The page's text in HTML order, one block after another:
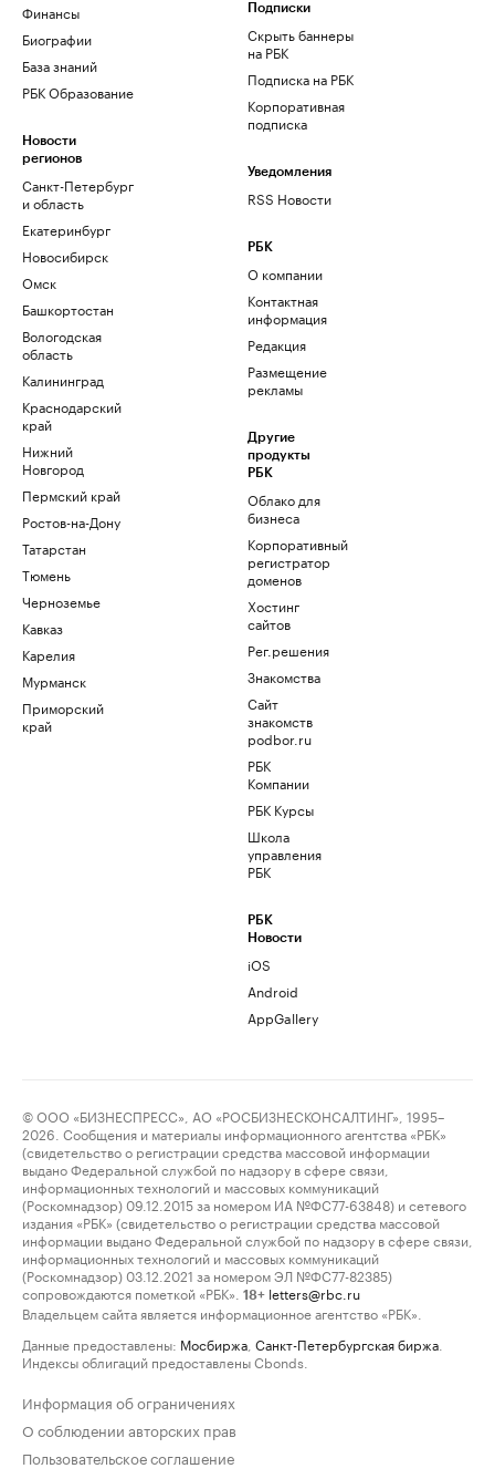
Финансы
Биографии
База знаний
РБК Образование
Новости
регионов
Санкт-Петербург
и область
Екатеринбург
Новосибирск
Омск
Башкортостан
Вологодская
область
Калининград
Краснодарский
край
Нижний
Новгород
Пермский край
Ростов-на-Дону
Татарстан
Тюмень
Черноземье
Кавказ
Карелия
Мурманск
Приморский
край
Подписки
Скрыть баннеры
на РБК
Подписка на РБК
Корпоративная
подписка
Уведомления
RSS Новости
РБК
О компании
Контактная
информация
Редакция
Размещение
рекламы
Другие
продукты
РБК
Облако для
бизнеса
Корпоративный
регистратор
доменов
Хостинг
сайтов
Рег.решения
Знакомства
Сайт
знакомств
podbor.ru
РБК
Компании
РБК Курсы
Школа
управления
РБК
РБК
Новости
iOS
Android
AppGallery
© ООО «БИЗНЕСПРЕСС», АО «РОСБИЗНЕСКОНСАЛТИНГ», 1995–
2026. Сообщения и материалы информационного агентства «РБК»
(свидетельство о регистрации средства массовой информации
выдано Федеральной службой по надзору в сфере связи,
информационных технологий и массовых коммуникаций
(Роскомнадзор) 09.12.2015 за номером ИА №ФС77-63848) и сетевого
издания «РБК» (свидетельство о регистрации средства массовой
информации выдано Федеральной службой по надзору в сфере связи,
информационных технологий и массовых коммуникаций
(Роскомнадзор) 03.12.2021 за номером ЭЛ №ФС77-82385)
сопровождаются пометкой «РБК».
18+ letters@rbc.ru
Владельцем сайта является информационное агентство «РБК».
Данные предоставлены: Мосбиржа Санкт-Петербургская биржа
Индексы облигаций предоставлены Cbonds.
Информация об ограничениях
О соблюдении авторских прав
Пользовательское соглашение